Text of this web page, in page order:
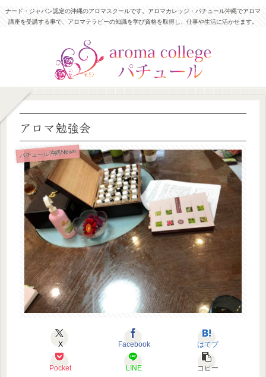
ナード・ジャパン認定の沖縄のアロマスクールです。アロマカレッジ・パチュール沖縄でアロマ
講座を受講する事で、アロマテラピーの知識を学び資格を取得し、仕事や生活に活かせます。
アロマ勉強会
パチュール沖縄News
X Facebook はてブ
Pocket LINE コピー